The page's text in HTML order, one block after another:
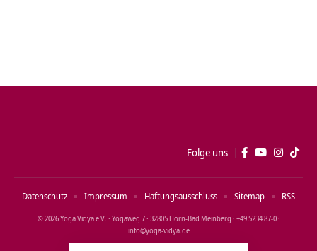
Folge uns
© 2026 Yoga Vidya e.V. · Yogaweg 7 · 32805 Horn‑Bad Meinberg · +49 5234 87‑0 ·
info@yoga‑vidya.de
Datenschutz Impressum Haftungsausschluss Sitemap RSS